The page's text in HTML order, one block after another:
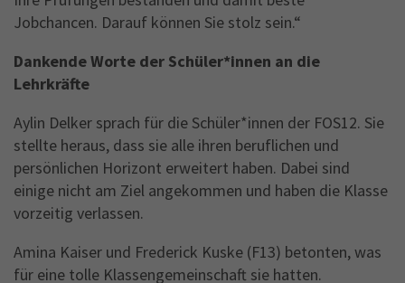
Jobchancen. Darauf können Sie stolz sein.“
Dankende Worte der Schüler*innen an die
Lehrkräfte
Aylin Delker sprach für die Schüler*innen der FOS12. Sie
stellte heraus, dass sie alle ihren beruflichen und
persönlichen Horizont erweitert haben. Dabei sind
einige nicht am Ziel angekommen und haben die Klasse
vorzeitig verlassen.
Amina Kaiser und Frederick Kuske (F13) betonten, was
für eine tolle Klassengemeinschaft sie hatten.